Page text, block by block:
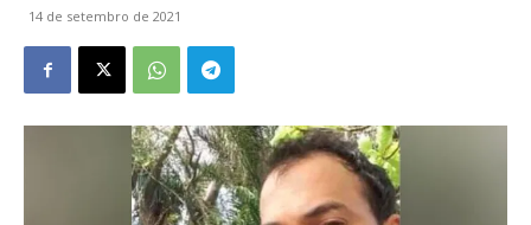
14 de setembro de 2021